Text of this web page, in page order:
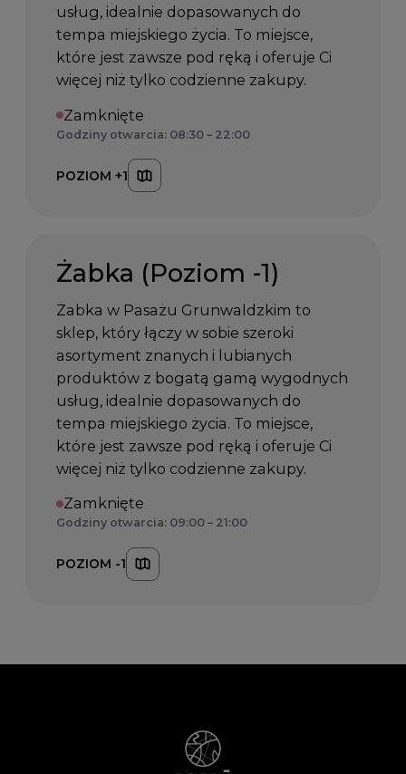
usług, idealnie dopasowanych do
tempa miejskiego życia. To miejsce,
które jest zawsze pod ręką i oferuje Ci
więcej niż tylko codzienne zakupy.
Zamknięte
Godziny otwarcia: 08:30 – 22:00
POZIOM +1
Żabka (Poziom -1)
Żabka w Pasażu Grunwaldzkim to
sklep, który łączy w sobie szeroki
asortyment znanych i lubianych
produktów z bogatą gamą wygodnych
usług, idealnie dopasowanych do
tempa miejskiego życia. To miejsce,
które jest zawsze pod ręką i oferuje Ci
więcej niż tylko codzienne zakupy.
Zamknięte
Godziny otwarcia: 09:00 – 21:00
POZIOM -1